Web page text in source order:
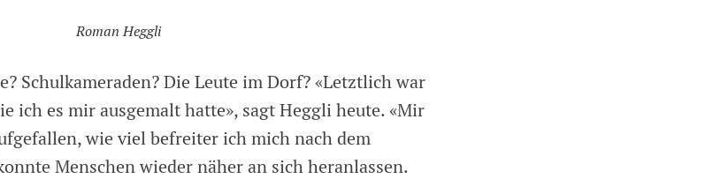
Roman Heggli
Schulkameraden? Die Leute im Dorf? «Letztlich war
ich es mir ausgemalt hatte», sagt Heggli heute. «Mir
wie viel befreiter ich mich nach dem
Menschen wieder näher an sich heranlassen.